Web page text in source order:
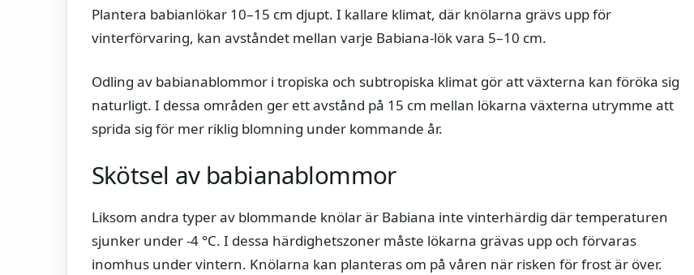
Plantera babianlökar 10–15 cm djupt. I kallare klimat, där knölarna grävs upp för
vinterförvaring, kan avståndet mellan varje Babiana-lök vara 5–10 cm.
Odling av babianablommor i tropiska och subtropiska klimat gör att växterna kan föröka sig
naturligt. I dessa områden ger ett avstånd på 15 cm mellan lökarna växterna utrymme att
sprida sig för mer riklig blomning under kommande år.
Skötsel av babianablommor
Liksom andra typer av blommande knölar är Babiana inte vinterhärdig där temperaturen
sjunker under -4 °C. I dessa härdighetszoner måste lökarna grävas upp och förvaras
inomhus under vintern. Knölarna kan planteras om på våren när risken för frost är över.